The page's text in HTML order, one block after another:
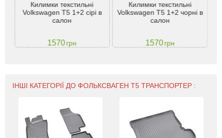
Килимки текстильні
Volkswagen T5 1+2 сірі в
салон
1570грн
Килимки текстильні
Volkswagen T5 1+2 чорні в
салон
1570грн
ІНШІ КАТЕГОРІЇ ДО ФОЛЬКСВАГЕН Т5 ТРАНСПОРТЕР :